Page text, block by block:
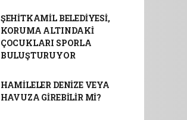
ŞEHİTKAMİL BELEDİYESİ,
KORUMA ALTINDAKİ
ÇOCUKLARI SPORLA
BULUŞTURUYOR
HAMİLELER DENİZE VEYA
HAVUZA GİREBİLİR Mİ?